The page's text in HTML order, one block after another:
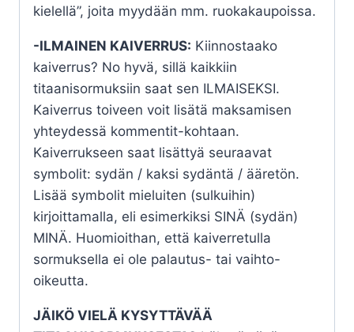
kielellä”, joita myydään mm. ruokakaupoissa.
-ILMAINEN KAIVERRUS: Kiinnostaako
kaiverrus? No hyvä, sillä kaikkiin
titaanisormuksiin saat sen ILMAISEKSI.
Kaiverrus toiveen voit lisätä maksamisen
yhteydessä kommentit-kohtaan.
Kaiverrukseen saat lisättyä seuraavat
symbolit: sydän / kaksi sydäntä / ääretön.
Lisää symbolit mieluiten (sulkuihin)
kirjoittamalla, eli esimerkiksi SINÄ (sydän)
MINÄ. Huomioithan, että kaiverretulla
sormuksella ei ole palautus- tai vaihto-
oikeutta.
JÄIKÖ VIELÄ KYSYTTÄVÄÄ